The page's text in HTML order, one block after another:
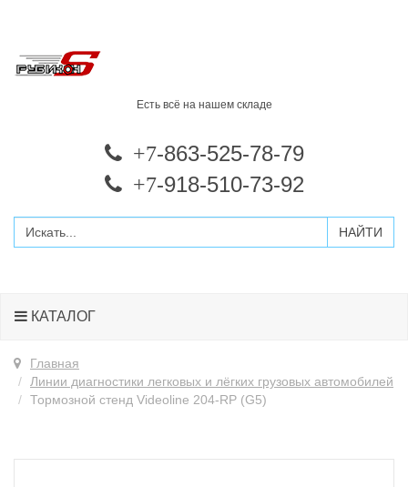
Есть всё на нашем складе
+7-863-525-78-79
+7-918-510-73-92
КАТАЛОГ
Главная
Линии диагностики легковых и лёгких грузовых автомобилей
Тормозной стенд Videoline 204-RP (G5)